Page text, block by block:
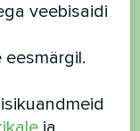
aitame teid
veebisaidi